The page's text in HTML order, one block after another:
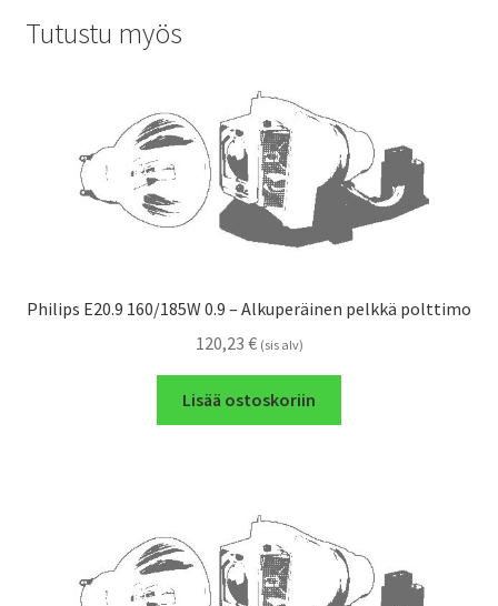
Tutustu myös
Philips E20.9 160/185W 0.9 – Alkuperäinen pelkkä polttimo
120,23 € (sis alv)
Lisää ostoskoriin